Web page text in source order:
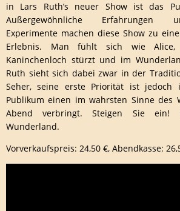
in Lars Ruth’s neuer Show ist das
Außergewöhnliche Erfahrungen
Experimente machen diese Show zu
Erlebnis. Man fühlt sich wie
Kaninchenloch stürzt und im
Ruth sieht sich dabei zwar in der
Seher, seine erste Priorität ist jedoch
Publikum einen im wahrsten Sinne des
Abend verbringt. Steigen Sie ein!
Wunderland.
Vorverkaufspreis: 24,50 €, Abendkasse: